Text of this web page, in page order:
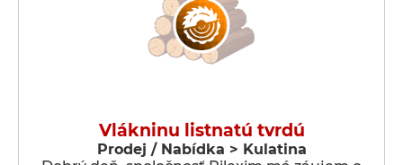
Vlákninu listnatú tvrdú
Prodej / Nabídka > Kulatina